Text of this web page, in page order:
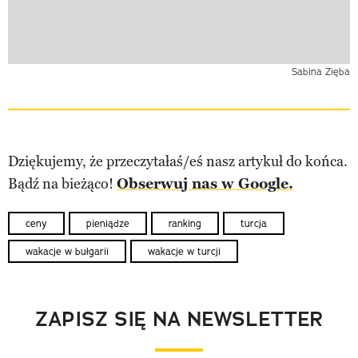
Sabina Zięba
Dziękujemy, że przeczytałaś/eś nasz artykuł do końca.
Bądź na bieżąco! Obserwuj nas w Google.
ceny pieniądze ranking turcja
wakacje w bułgarii wakacje w turcji
ZAPISZ SIĘ NA NEWSLETTER